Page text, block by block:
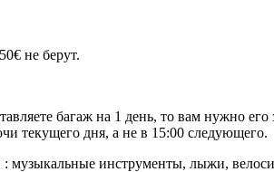
не берут.
багаж на 1 день, то вам нужно
текущего дня, а не в 15:00 следующего.
музыкальные инструменты, лыжи,